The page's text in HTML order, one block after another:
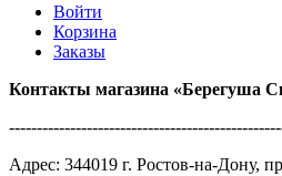
Войти
Корзина
Заказы
Контакты магазина «Берегуша
Адрес: 344019 г. Ростов-на-Дону,